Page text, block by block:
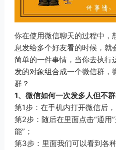
你在使用微信聊天的过程中，
息发给多个好友看的时候，就
简单的一件事情，当你去执行
发的对象组合成一个微信群，
群？
1、微信如何一次发多人但不
第1步：在手机内打开微信后
第2步：随后在里面点击“通用
能”；
第3步：里面我们可以看到各